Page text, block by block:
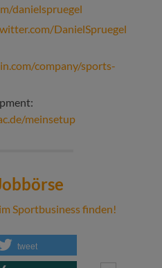
danielspruegel
DanielSpruegel
company/sports-
meinsetup
Sportbusiness finden!
tweet